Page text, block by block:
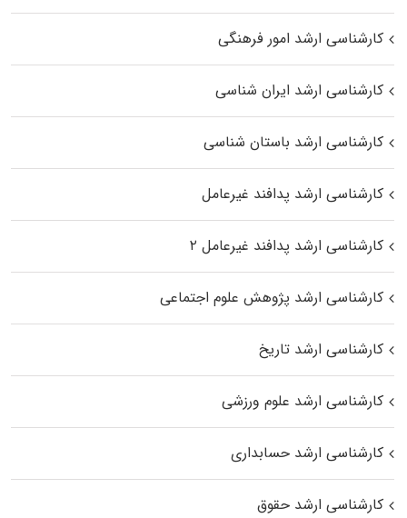
کارشناسی ارشد امور فرهنگی
کارشناسی ارشد ایران شناسی
کارشناسی ارشد باستان شناسی
کارشناسی ارشد پدافند غیرعامل
کارشناسی ارشد پدافند غیرعامل ۲
کارشناسی ارشد پژوهش علوم اجتماعی
کارشناسی ارشد تاریخ
کارشناسی ارشد علوم ورزشی
کارشناسی ارشد حسابداری
کارشناسی ارشد حقوق